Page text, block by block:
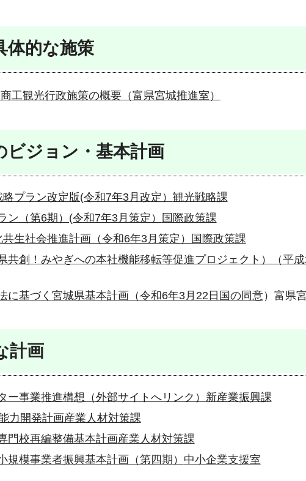
体的な施策
工観光行政施策の概要（富県宮城推進室）
ビジョン・基本計画
プラン改定版(令和7年3月改定） 観光戦略課
ン（第6期）(令和7年3月策定）
国際政策課
生社会推進計画（令和6年3月策定）
国際政策課
共創！みやぎへの本社機能移転等促進プロジェクト）（平
に基づく 宮城県基本計画（令和6年3月22日国の同意）富県
計画
ー事業推進構想（外部サイトへリンク） 新産業振興課
力開発計画産業人材対策課
門校再編整備基本計画産業人材対策課
規模事業者振興基本計画（第四期） 中小企業支援室